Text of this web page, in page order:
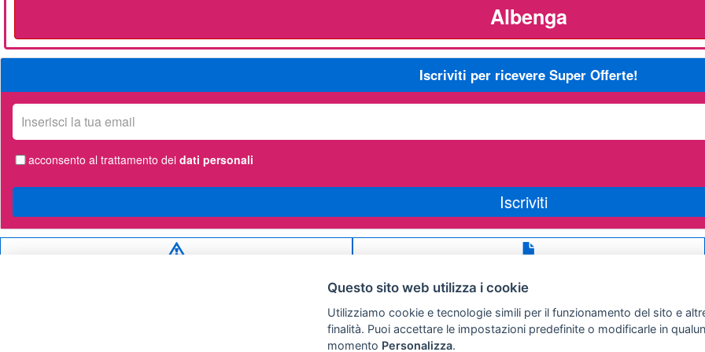
Albenga
Iscriviti per ricevere Super Offerte!
La
tua
email
acconsento al trattamento dei dati personali
Iscriviti
Preferenze cookie
Questo sito web utilizza i cookie
Utilizziamo cookie e tecnologie simili per il funzionamento del sito e
finalità. Puoi accettare le impostazioni predefinite o modificarle in
momento Personalizza.